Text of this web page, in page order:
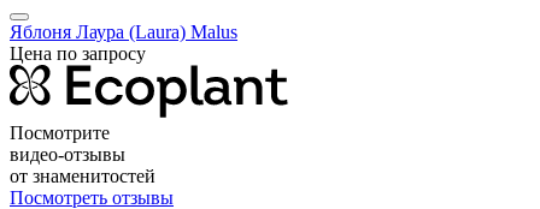
Яблоня Лаура (Laura) Malus
Цена по запросу
Посмотрите
видео-отзывы
от знаменитостей
Посмотреть отзывы